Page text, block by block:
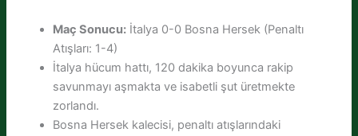
Maç Sonucu: İtalya 0-0 Bosna Hersek (Penaltı
Atışları: 1-4)
İtalya hücum hattı, 120 dakika boyunca rakip
savunmayı aşmakta ve isabetli şut üretmekte
zorlandı.
Bosna Hersek kalecisi, penaltı atışlarındaki